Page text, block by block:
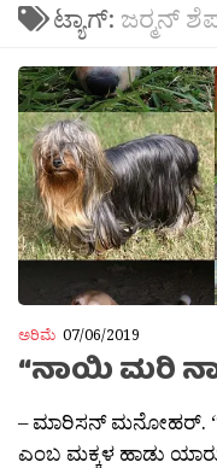
ಟ್ಯಾಗ್: ಜರ‍್ಮನ್
ಅರಿಮೆ 07/06/2019
“ನಾಯಿ ಮರಿ
– ಮಾರಿಸನ್ ಮನೋಹರ್.
ಎಂಬ ಮಕ್ಕಳ ಹಾಡು